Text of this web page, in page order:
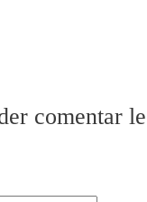
comentar